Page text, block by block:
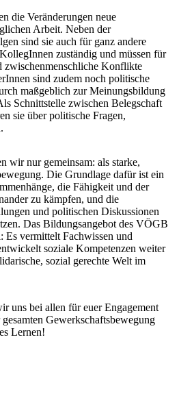
die Veränderungen neue
Arbeit. Neben der
sind sie auch für ganz andere
zuständig und müssen für
zwischenmenschliche Konflikte
sind zudem noch politische
maßgeblich zur Meinungsbildung
Schnittstelle zwischen Belegschaft
sie über politische Fragen,
wir nur gemeinsam: als starke,
Die Grundlage dafür ist ein
die Fähigkeit und der
zu kämpfen, und die
und politischen Diskussionen
Das Bildungsangebot des VÖGB
Es vermittelt Fachwissen und
soziale Kompetenzen weiter
sozial gerechte Welt im
uns bei allen für euer Engagement
Gewerkschaftsbewegung
Lernen!